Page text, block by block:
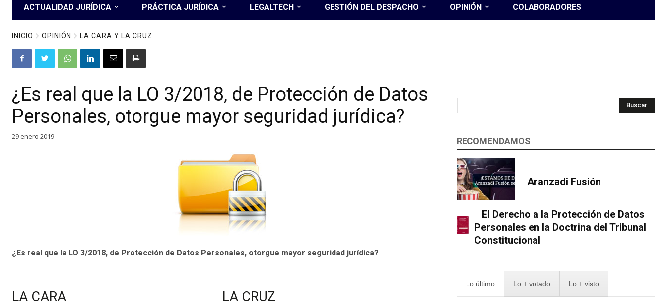
ACTUALIDAD JURÍDICA PRÁCTICA JURÍDICA LEGALTECH GESTIÓN DEL DESPACHO OPINIÓN COLABORADORES
INICIO OPINIÓN LA CARA Y LA CRUZ
¿Es real que la LO 3/2018, de Protección de Datos
Personales, otorgue mayor seguridad jurídica?
29 enero 2019
¿Es real que la LO 3/2018, de Protección de Datos Personales, otorgue mayor seguridad jurídica?
LA CARA LA CRUZ
Buscar
RECOMENDAMOS
Aranzadi Fusión
El Derecho a la Protección de Datos
Personales en la Doctrina del Tribunal
Constitucional
Lo último Lo + votado Lo + visto